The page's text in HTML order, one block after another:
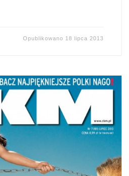
Opublikowano 18 lipca 2013